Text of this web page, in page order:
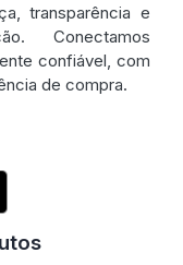
transparência e
Conectamos
confiável, com
de compra.